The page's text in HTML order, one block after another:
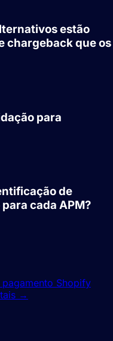
estão
chargeback que os
para
de
cada APM?
Shopify
→